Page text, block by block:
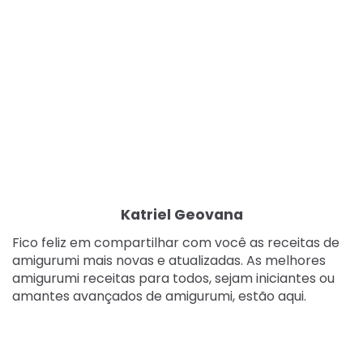
Katriel Geovana
Fico feliz em compartilhar com você as receitas de
amigurumi mais novas e atualizadas. As melhores
amigurumi receitas para todos, sejam iniciantes ou
amantes avançados de amigurumi, estão aqui.